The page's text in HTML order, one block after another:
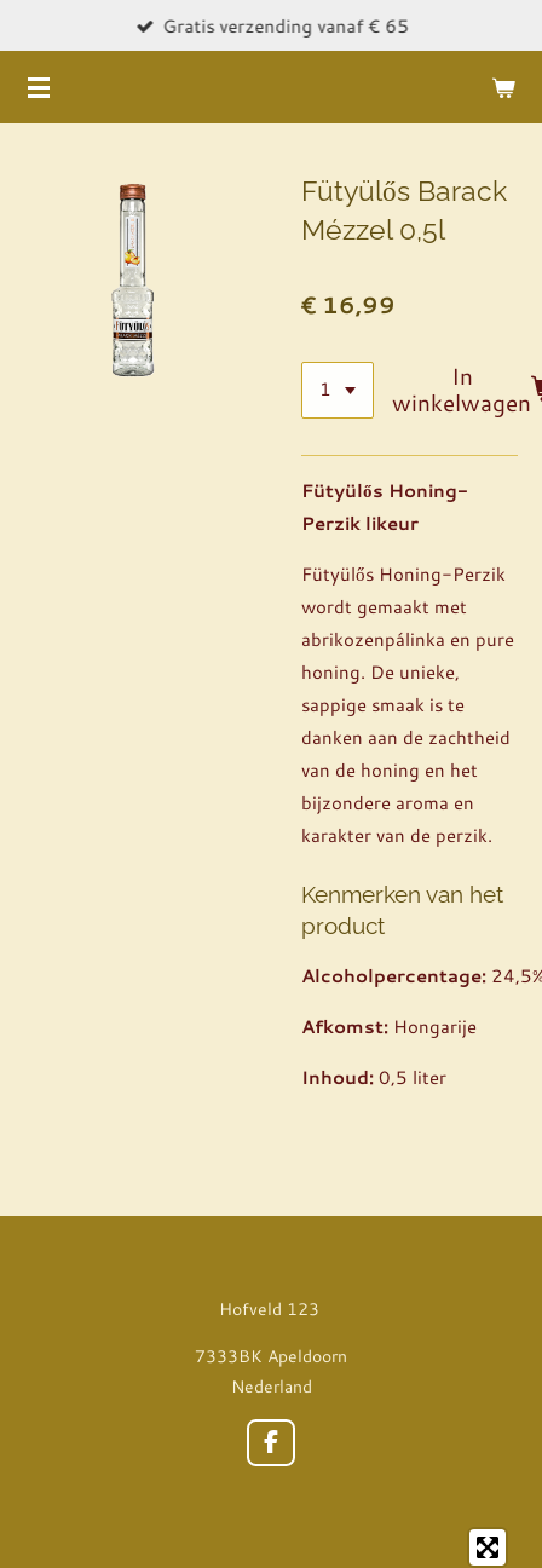
naar
de
Gratis verzending vanaf € 65
Fütyülős Barack
Mézzel 0,5l
€ 16,99
In
winkelwagen
Fütyülős Honing-
Perzik likeur
Fütyülős Honing-Perzik
wordt gemaakt met
abrikozenpálinka en pure
honing. De unieke,
sappige smaak is te
danken aan de zachtheid
van de honing en het
bijzondere aroma en
karakter van de perzik.
Kenmerken van het
product
Alcoholpercentage:
Afkomst: Hongarije
Inhoud:0,5 liter
Hofveld 123
7333BK Apeldoorn
Nederland
F
a